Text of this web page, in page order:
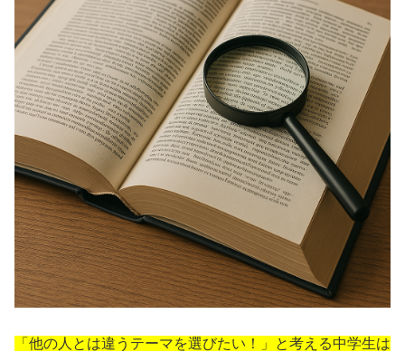
「他の人とは違うテーマを選びたい！」と考える中学生は